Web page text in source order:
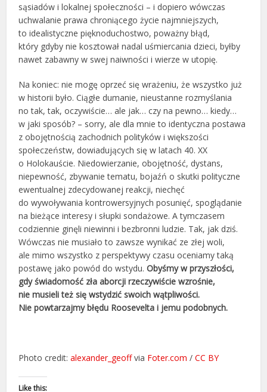
sąsiadów i lokalnej społeczności – i dopiero wówczas
uchwalanie prawa chroniącego życie najmniejszych,
to idealistyczne pięknoduchostwo, poważny błąd,
który gdyby nie kosztował nadal uśmiercania dzieci, byłby
nawet zabawny w swej naiwności i wierze w utopię.
Na koniec: nie mogę oprzeć się wrażeniu, że wszystko już
w historii było. Ciągłe dumanie, nieustanne rozmyślania
no tak, tak, oczywiście… ale jak… czy na pewno… kiedy…
w jaki sposób? – sorry, ale dla mnie to identyczna postawa
z obojętnością zachodnich polityków i większości
społeczeństw, dowiadujących się w latach 40. XX
o Holokauście. Niedowierzanie, obojętność, dystans,
niepewność, zbywanie tematu, bojaźń o skutki polityczne
ewentualnej zdecydowanej reakcji, niechęć
do wywoływania kontrowersyjnych posunięć, spoglądanie
na bieżące interesy i słupki sondażowe. A tymczasem
codziennie ginęli niewinni i bezbronni ludzie. Tak, jak dziś.
Wówczas nie musiało to zawsze wynikać ze złej woli,
ale mimo wszystko z perspektywy czasu oceniamy taką
postawę jako powód do wstydu.Obyśmy w przyszłości,
gdy świadomość zła aborcji rzeczywiście wzrośnie,
nie musieli też się wstydzić swoich wątpliwości.
Nie powtarzajmy błędu Roosevelta i jemu podobnych.
Photo credit:alexander_geoffvia Foter.com /CC BY
Like this: